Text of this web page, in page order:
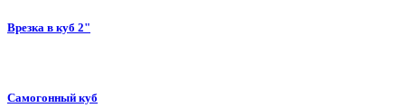
Врезка в куб 2"
Самогонный куб